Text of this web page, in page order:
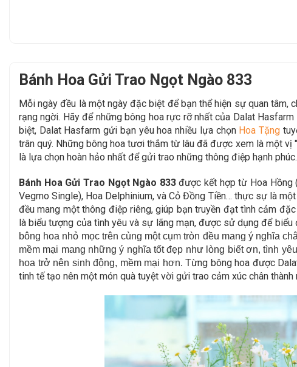
Bánh Hoa Gửi Trao Ngọt Ngào 833
Mỗi ngày đều là một ngày đặc biệt để bạn thể hiện sự quan
rạng ngời. Hãy để những bông hoa rực rỡ nhất của Dalat
biệt, Dalat Hasfarm gửi bạn yêu hoa nhiều lựa chọn Hoa Tặng
trân quý. Những bông hoa tươi thắm từ lâu đã được xem là một
là lựa chọn hoàn hảo nhất để gửi trao những thông điệp hạnh phúc.
Bánh Hoa Gửi Trao Ngọt Ngào 833được kết hợp từ Hoa Hồng
Vegmo Single), Hoa Delphinium, và Cỏ Đồng Tiền… thực sự là
đều mang một thông điệp riêng, giúp bạn truyền đạt tình cảm
là biểu tượng của tình yêu và sự lãng mạn, được sử dụng để
bông hoa nhỏ mọc trên cùng một cụm tròn đều mang ý nghĩa
mềm mại mang những ý nghĩa tốt đẹp như lòng biết ơn, tình
hoa trở nên sinh động, mềm mại hơn. Từng bông hoa được
tinh tế tạo nên một món quà tuyệt vời gửi trao cảm xúc chân thành